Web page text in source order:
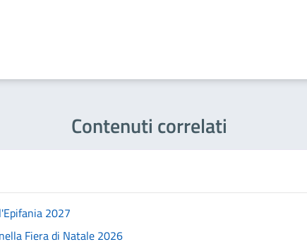
Contenuti correlati
2027
Fiera di Natale 2026